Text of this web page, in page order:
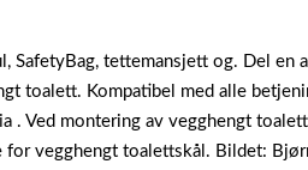
tettemansjett og. Del en
toalett. Kompatibel med alle
. Ved montering av vegghengt
vegghengt toalettskål. Bildet: